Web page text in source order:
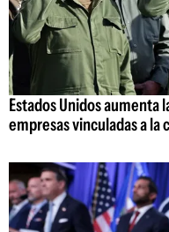
Estados Unidos aumenta
empresas vinculadas a la